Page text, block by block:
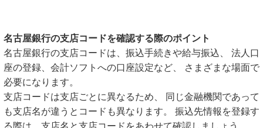
名古屋銀行の支店コードを確認する際のポイント
名古屋銀行の支店コードは、振込手続きや給与振込、 法人口
座の登録、会計ソフトへの口座設定など、 さまざまな場面で
必要になります。
支店コードは支店ごとに異なるため、 同じ金融機関であって
も支店名が違うとコードも異なります。 振込先情報を登録す
る際は、支店名と支店コードをあわせて確認しましょう。